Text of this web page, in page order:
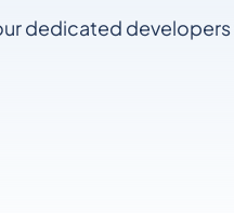
dedicated